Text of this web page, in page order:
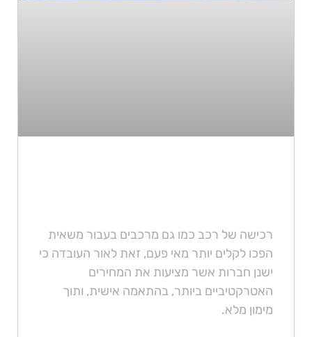
רכישה של רכב כמו גם מרכבים בעבור משאית
הפכו לקלים יותר מאי פעם, זאת לאור העובדה כי
ישנן חברות אשר מציעות את המחירים
האטרקטיביים ביותר, בהתאמה אישית, ותוך
מימון מלא.